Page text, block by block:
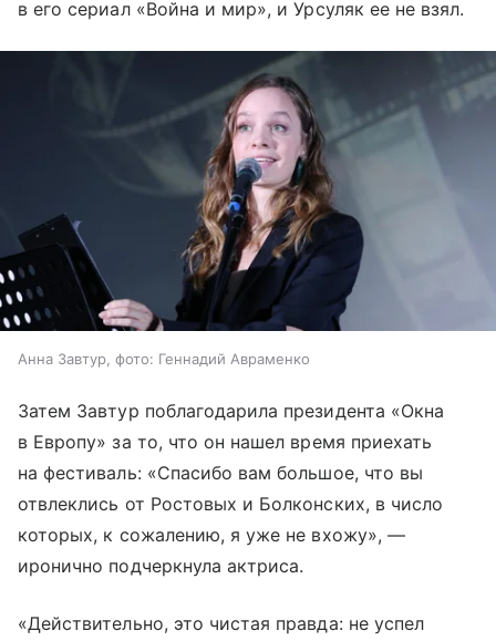
в его сериал «Война и мир», и Урсуляк ее не взял.
Анна Завтур, фото: Геннадий Авраменко
Затем Завтур поблагодарила президента «Окна
в Европу» за то, что он нашел время приехать
на фестиваль: «Спасибо вам большое, что вы
отвлеклись от Ростовых и Болконских, в число
которых, к сожалению, я уже не вхожу», —
иронично подчеркнула актриса.
«Действительно, это чистая правда: не успел